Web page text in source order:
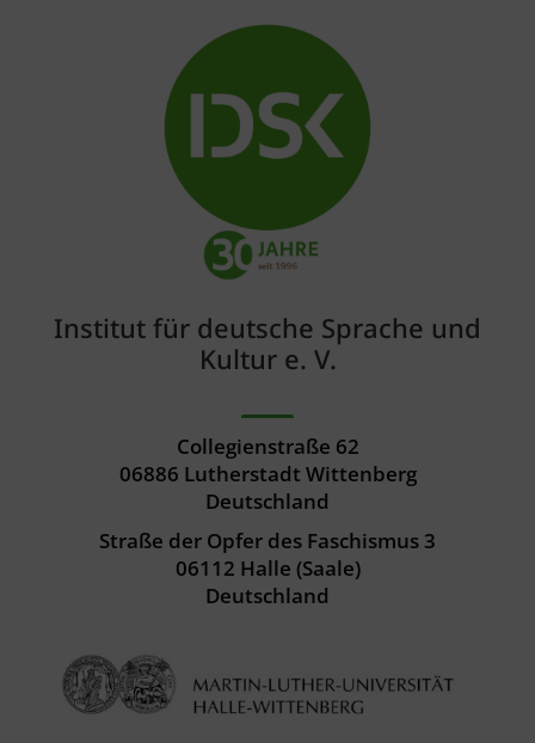
Institut für deutsche Sprache und
Kultur e. V.
Collegienstraße 62
06886 Lutherstadt Wittenberg
Deutschland
Straße der Opfer des Faschismus 3
06112 Halle (Saale)
Deutschland